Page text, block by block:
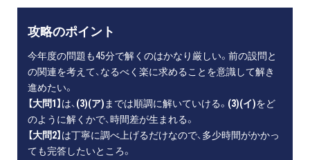
攻略のポイント
今年度の問題も45分で解くのはかなり厳しい。前の設問と
の関連を考えて、なるべく楽に求めることを意識して解き
進めたい。
【大問1】 は、 (3)(ア) までは順調に解いていける。 (3)(イ)をど
のように解くかで、時間差が生まれる。
【大問2】 は丁寧に調べ上げるだけなので、多少時間がかかっ
ても完答したいところ。